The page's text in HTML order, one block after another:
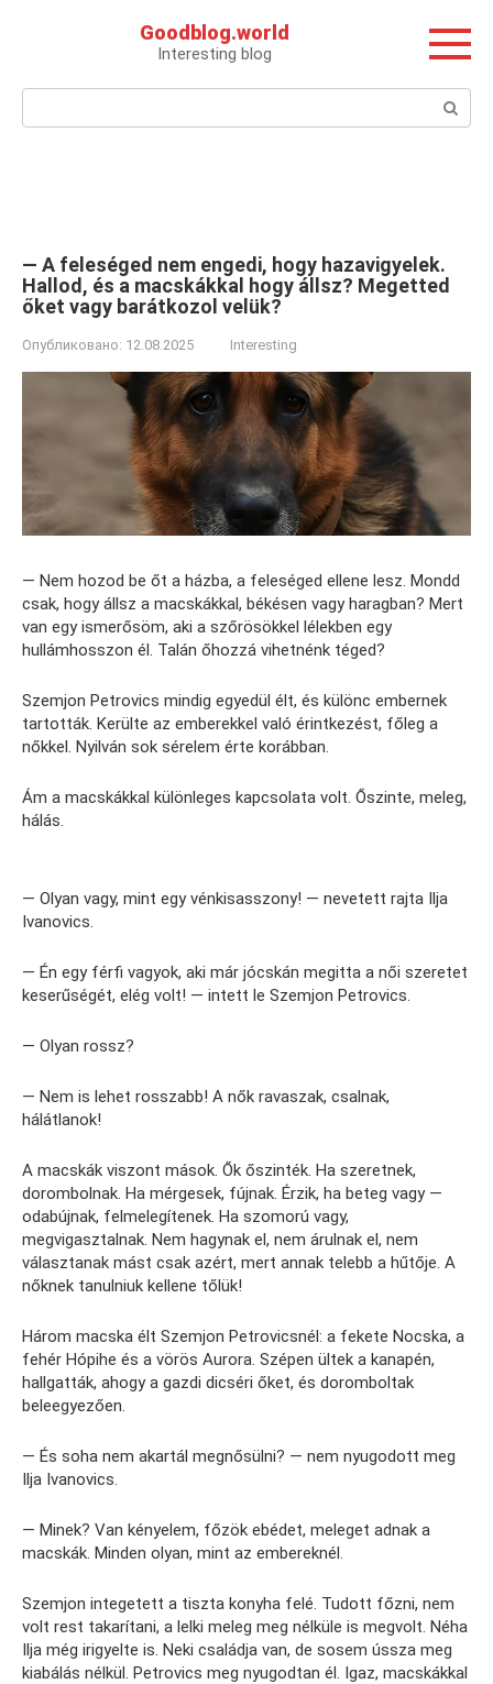
Goodblog.world
Interesting blog
Поиск:
— A feleséged nem engedi, hogy hazavigyelek.
Hallod, és a macskákkal hogy állsz? Megetted
őket vagy barátkozol velük?
Опубликовано: 12.08.2025 Interesting
— Nem hozod be őt a házba, a feleséged ellene lesz. Mondd
csak, hogy állsz a macskákkal, békésen vagy haragban? Mert
van egy ismerősöm, aki a szőrösökkel lélekben egy
hullámhosszon él. Talán őhozzá vihetnénk téged?
Szemjon Petrovics mindig egyedül élt, és különc embernek
tartották. Kerülte az emberekkel való érintkezést, főleg a
nőkkel. Nyilván sok sérelem érte korábban.
Ám a macskákkal különleges kapcsolata volt. Őszinte, meleg,
hálás.
— Olyan vagy, mint egy vénkisasszony! — nevetett rajta Ilja
Ivanovics.
— Én egy férfi vagyok, aki már jócskán megitta a női szeretet
keserűségét, elég volt! — intett le Szemjon Petrovics.
— Olyan rossz?
— Nem is lehet rosszabb! A nők ravaszak, csalnak,
hálátlanok!
A macskák viszont mások. Ők őszinték. Ha szeretnek,
dorombolnak. Ha mérgesek, fújnak. Érzik, ha beteg vagy —
odabújnak, felmelegítenek. Ha szomorú vagy,
megvigasztalnak. Nem hagynak el, nem árulnak el, nem
választanak mást csak azért, mert annak telebb a hűtője. A
nőknek tanulniuk kellene tőlük!
Három macska élt Szemjon Petrovicsnél: a fekete Nocska, a
fehér Hópihe és a vörös Aurora. Szépen ültek a kanapén,
hallgatták, ahogy a gazdi dicséri őket, és doromboltak
beleegyezően.
— És soha nem akartál megnősülni? — nem nyugodott meg
Ilja Ivanovics.
— Minek? Van kényelem, főzök ebédet, meleget adnak a
macskák. Minden olyan, mint az embereknél.
Szemjon integetett a tiszta konyha felé. Tudott főzni, nem
volt rest takarítani, a lelki meleg meg nélküle is megvolt. Néha
Ilja még irigyelte is. Neki családja van, de sosem ússza meg
kiabálás nélkül. Petrovics meg nyugodtan él. Igaz, macskákkal